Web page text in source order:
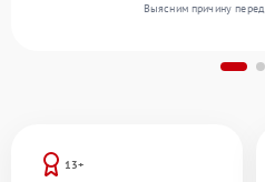
13+
Выясним причину